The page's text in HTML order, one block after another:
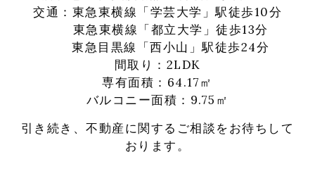
交通：東急東横線「学芸大学」駅徒歩10分
東急東横線「都立大学」徒歩13分
東急目黒線「西小山」駅徒歩24分
間取り：2LDK
専有面積：64.17㎡
バルコニー面積：9.75㎡
引き続き、不動産に関するご相談をお待ちして
おります。